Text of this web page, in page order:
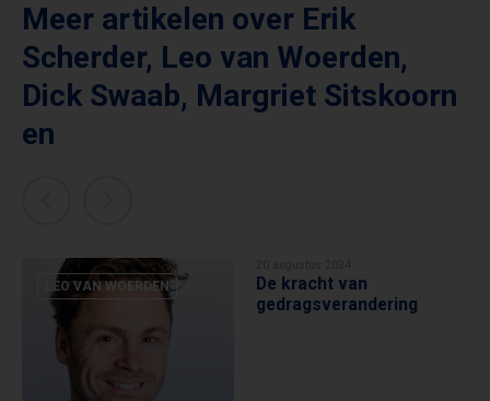
Meer artikelen over Erik
Scherder, Leo van Woerden,
Dick Swaab, Margriet Sitskoorn
en
LEO VAN WOERDEN MARGRIET SITSKOORN
De kracht van
gedragsverandering